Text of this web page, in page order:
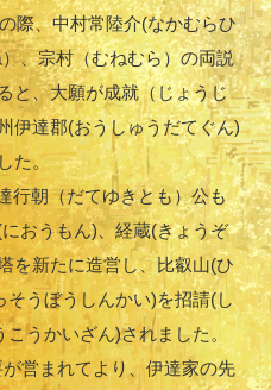
際、中村常陸介(なかむらひ
、宗村（むねむら）の両説
と、大願が成就（じょうじ
伊達郡(おうしゅうだてぐん)
た。
行朝（だてゆきとも）公も
おうもん)、経蔵(きょうぞ
を新たに造営し、比叡山(ひ
うぼうしんかい)を招請(し
うかいざん)されました。
営まれてより、伊達家の先